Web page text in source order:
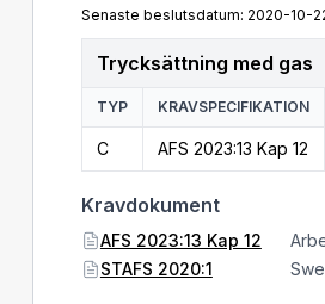
Senaste beslutsdatum: 2020-10-
Trycksättning med gas
TYP KRAVSPECIFIKATION
C AFS 2023:13 Kap 12
Kravdokument
AFS 2023:13 Kap 12
STAFS 2020:1